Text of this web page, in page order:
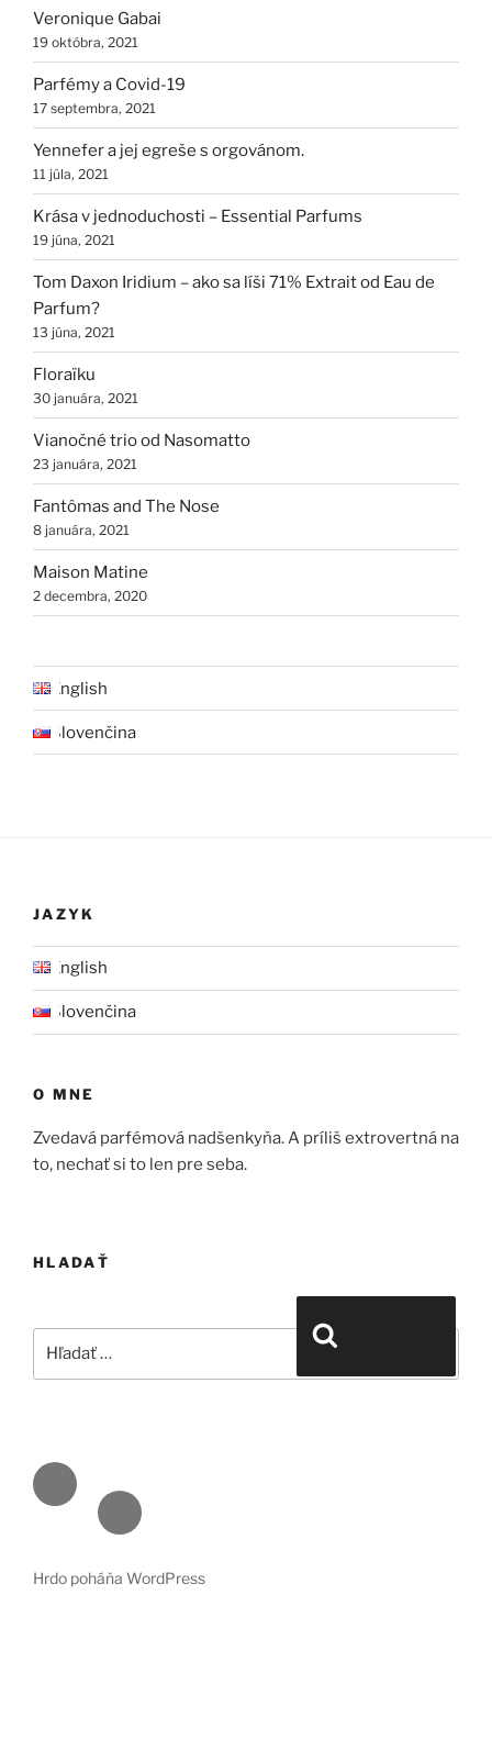
Veronique Gabai
19 októbra, 2021
Parfémy a Covid-19
17 septembra, 2021
Yennefer a jej egreše s orgovánom.
11 júla, 2021
Krása v jednoduchosti – Essential Parfums
19 júna, 2021
Tom Daxon Iridium – ako sa líši 71% Extrait od Eau de
Parfum?
13 júna, 2021
Floraïku
30 januára, 2021
Vianočné trio od Nasomatto
23 januára, 2021
Fantômas and The Nose
8 januára, 2021
Maison Matine
2 decembra, 2020
English
Slovenčina
JAZYK
English
Slovenčina
O MNE
Zvedavá parfémová nadšenkyňa. A príliš extrovertná na
to, nechať si to len pre seba.
HLADAŤ
Face
book
Emai
l
Hrdo poháňa WordPress